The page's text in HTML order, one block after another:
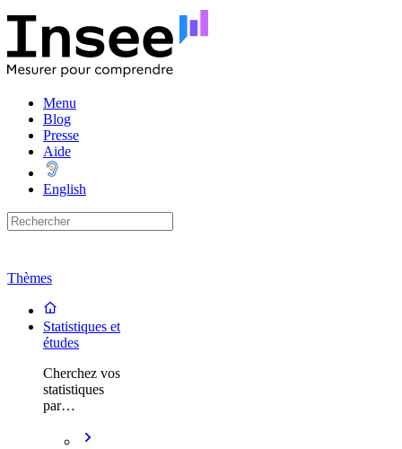
Menu
Blog
Presse
Aide
English
Thèmes
Statistiques et
études
Cherchez vos
statistiques
par…